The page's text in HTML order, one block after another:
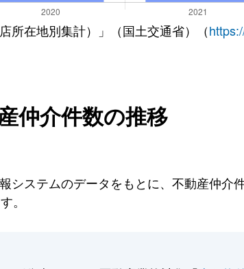
在地別集計）」（国土交通省）（
仲介件数の推移
システムのデータをもとに、不動産仲
。